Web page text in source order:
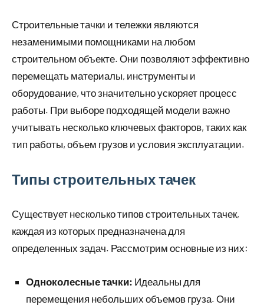
Строительные тачки и тележки являются
незаменимыми помощниками на любом
строительном объекте. Они позволяют эффективно
перемещать материалы, инструменты и
оборудование, что значительно ускоряет процесс
работы. При выборе подходящей модели важно
учитывать несколько ключевых факторов, таких как
тип работы, объем грузов и условия эксплуатации.
Типы строительных тачек
Существует несколько типов строительных тачек,
каждая из которых предназначена для
определенных задач. Рассмотрим основные из них:
Одноколесные тачки: Идеальны для
перемещения небольших объемов груза. Они